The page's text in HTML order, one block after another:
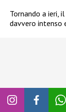
Tornando a ieri,
davvero intenso